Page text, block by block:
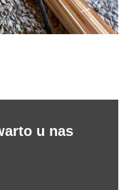
u nas